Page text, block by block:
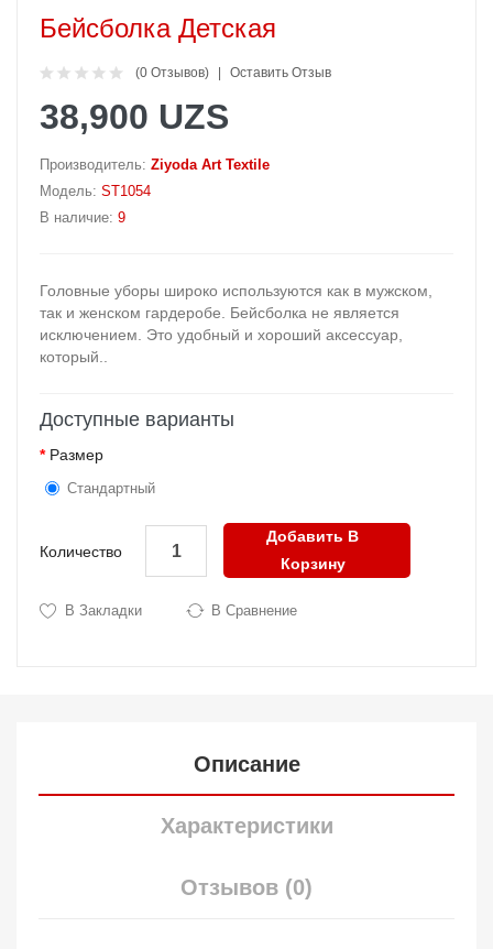
Бейсболка Детская
(0 Отзывов) Оставить Отзыв
38,900 UZS
Производитель: Ziyoda Art Textile
Модель: ST1054
В наличие: 9
Головные уборы широко используются как в мужском,
так и женском гардеробе. Бейсболка не является
исключением. Это удобный и хороший аксессуар,
который..
Доступные варианты
Размер
Стандартный
Количество
Добавить В
Корзину
В Закладки В Сравнение
Описание
Характеристики
Отзывов (0)